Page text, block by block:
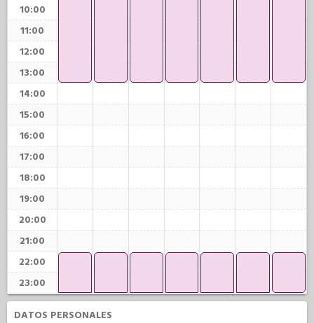
10:00
11:00
12:00
13:00
14:00
15:00
16:00
17:00
18:00
19:00
20:00
21:00
22:00
23:00
DATOS PERSONALES